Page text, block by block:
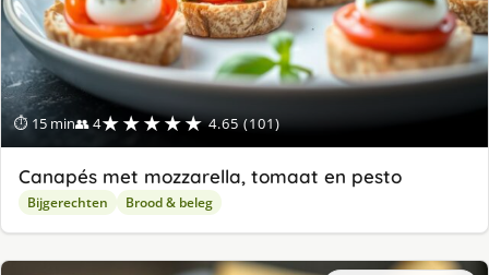
⏱ 15 min👥 4★★★★★ 4.65 (101)
Canapés met mozzarella, tomaat en pesto
Bijgerechten Brood & beleg